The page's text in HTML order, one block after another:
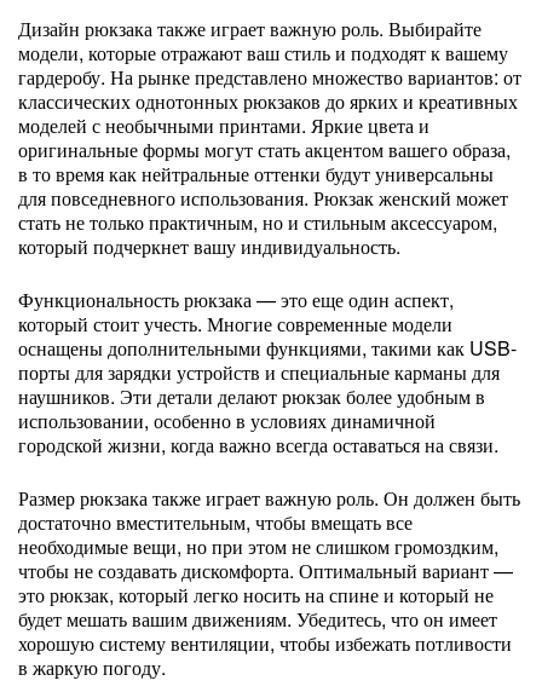
Дизайн рюкзака также играет важную роль. Выбирайте
модели, которые отражают ваш стиль и подходят к вашему
гардеробу. На рынке представлено множество вариантов: от
классических однотонных рюкзаков до ярких и креативных
моделей с необычными принтами. Яркие цвета и
оригинальные формы могут стать акцентом вашего образа,
в то время как нейтральные оттенки будут универсальны
для повседневного использования. Рюкзак женский может
стать не только практичным, но и стильным аксессуаром,
который подчеркнет вашу индивидуальность.
Функциональность рюкзака — это еще один аспект,
который стоит учесть. Многие современные модели
оснащены дополнительными функциями, такими как USB-
порты для зарядки устройств и специальные карманы для
наушников. Эти детали делают рюкзак более удобным в
использовании, особенно в условиях динамичной
городской жизни, когда важно всегда оставаться на связи.
Размер рюкзака также играет важную роль. Он должен быть
достаточно вместительным, чтобы вмещать все
необходимые вещи, но при этом не слишком громоздким,
чтобы не создавать дискомфорта. Оптимальный вариант —
это рюкзак, который легко носить на спине и который не
будет мешать вашим движениям. Убедитесь, что он имеет
хорошую систему вентиляции, чтобы избежать потливости
в жаркую погоду.